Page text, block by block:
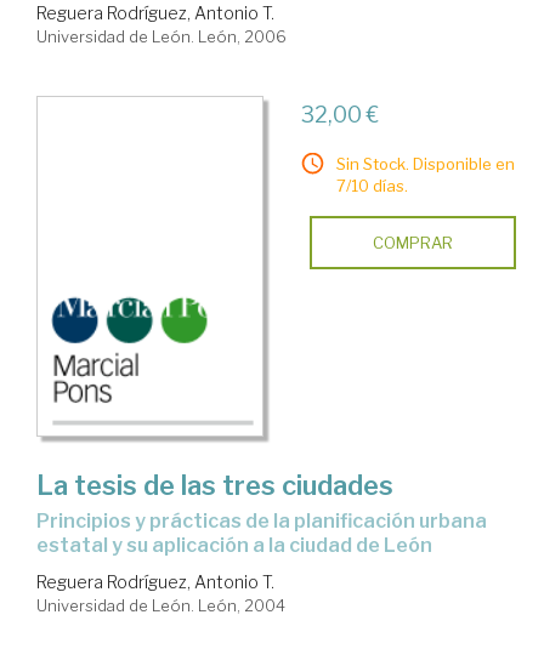
Reguera Rodríguez, Antonio T.
Universidad de León. León, 2006
32,00 €
Sin Stock. Disponible en
7/10 días.
COMPRAR
La tesis de las tres ciudades
principios y prácticas de la planificación urbana
estatal y su aplicación a la ciudad de León
Reguera Rodríguez, Antonio T.
Universidad de León. León, 2004